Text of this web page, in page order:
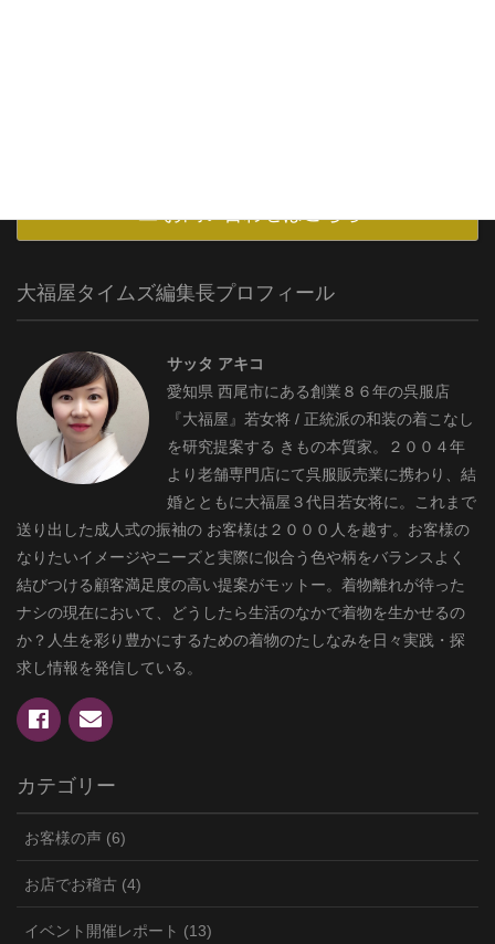
大福屋タイムズ編集長プロフィール
サッタ アキコ
愛知県 西尾市にある創業８６年の呉服店
『大福屋』若女将 / 正統派の和装の着こなし
を研究提案する きもの本質家。２００４年
より老舗専門店にて呉服販売業に携わり、結
婚とともに大福屋３代目若女将に。これまで
送り出した成人式の振袖の お客様は２０００人を越す。お客様の
なりたいイメージやニーズと実際に似合う色や柄をバランスよく
結びつける顧客満足度の高い提案がモットー。着物離れが待った
ナシの現在において、どうしたら生活のなかで着物を生かせるの
か？人生を彩り豊かにするための着物のたしなみを日々実践・探
求し情報を発信している。
カテゴリー
お客様の声 (6)
お店でお稽古 (4)
イベント開催レポート (13)